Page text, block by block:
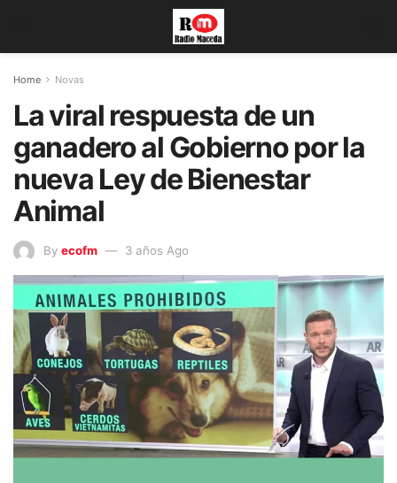
Home Novas
La viral respuesta de un
ganadero al Gobierno por la
nueva Ley de Bienestar
Animal
By ecofm 3 años Ago